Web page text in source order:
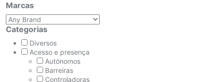
Marcas
Categorias
Diversos
Acesso e presença
Autónomos
Barreiras
Controladoras